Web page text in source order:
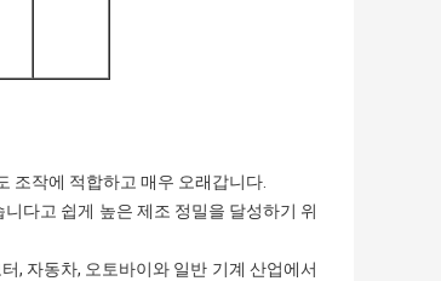
조작에 적합하고 매우 오래갑니다.
다고 쉽게 높은 제조 정밀을 달성하기 위
, 자동차, 오토바이와 일반 기계 산업에서